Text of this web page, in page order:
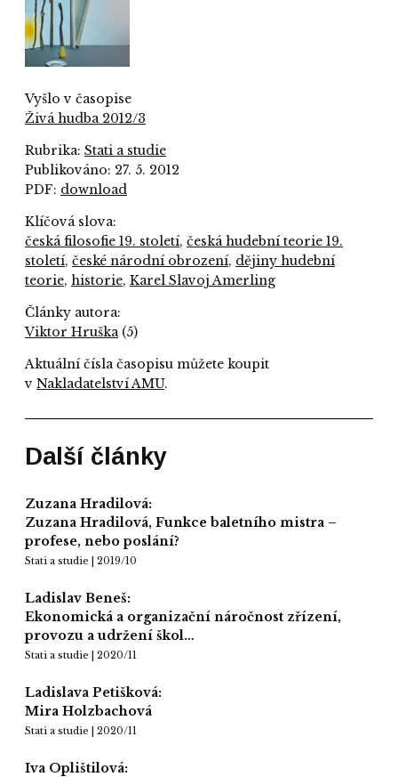
Vyšlo v časopise
Živá hudba 2012/3
Rubrika: Stati a studie
Publikováno: 27. 5. 2012
PDF: download
Klíčová slova:
česká filosofie 19. století, česká hudební teorie 19.
století, české národní obrození, dějiny hudební
teorie, historie, Karel Slavoj Amerling
Články autora:
Viktor Hruška(5)
Aktuální čísla časopisu můžete koupit
v Nakladatelství AMU.
Další články
Zuzana Hradilová:
Zuzana Hradilová, Funkce baletního mistra –
profese, nebo poslání?
Stati a studie | 2019/10
Ladislav Beneš:
Ekonomická a organizační náročnost zřízení,
provozu a udržení škol…
Stati a studie | 2020/11
Ladislava Petišková:
Mira Holzbachová
Stati a studie | 2020/11
Iva Oplištilová: